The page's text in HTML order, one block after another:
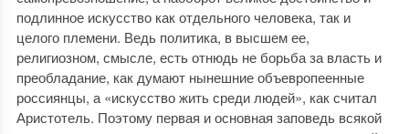
подлинное искусство как отдельного человека, так и
целого племени. Ведь политика, в высшем ее,
религиозном, смысле, есть отнюдь не борьба за власть и
преобладание, как думают нынешние объевропеенные
россиянцы, а «искусство жить среди людей», как считал
Аристотель. Поэтому первая и основная заповедь всякой